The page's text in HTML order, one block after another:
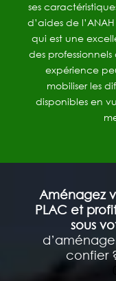
ses
d’aides de
qui est une
des
expérience
mobiliser les
disponibles en
Aménagez
PLAC et
sous
confier